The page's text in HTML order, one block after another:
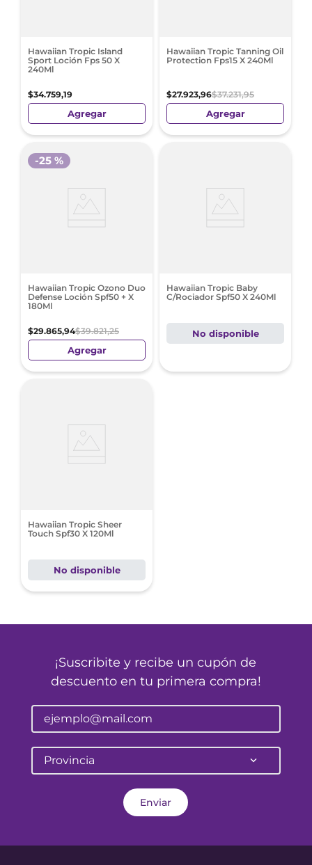
Hawaiian Tropic Island
Sport Loción Fps 50 X
240Ml
$34.759,19
Agregar
Hawaiian Tropic Tanning Oil
Protection Fps15 X 240Ml
$27.923,96$37.231,95
Agregar
Hawaiian Tropic Ozono Duo
Defense Loción Spf50 + X
180Ml
$29.865,94$39.821,25
-25 %
Agregar
Hawaiian Tropic Baby
C/Rociador Spf50 X 240Ml
No disponible
Hawaiian Tropic Sheer
Touch Spf30 X 120Ml
No disponible
¡Suscribite y recibe un cupón de
descuento en tu primera compra!
Provincia
Enviar